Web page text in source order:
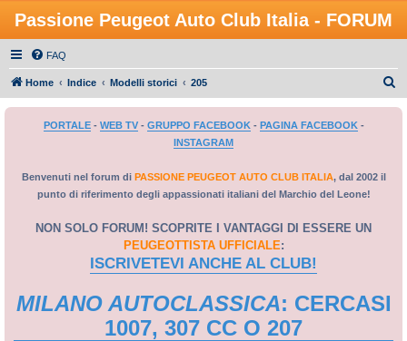
Passione Peugeot Auto Club Italia - FORUM
FAQ
Home Indice Modelli storici 205
PORTALE- WEB TV- GRUPPO FACEBOOK- PAGINA FACEBOOK-
INSTAGRAM
Benvenuti nel forum di PASSIONE PEUGEOT AUTO CLUB ITALIA, dal 2002 il
punto di riferimento degli appassionati italiani del Marchio del Leone!
NON SOLO FORUM! SCOPRITE I VANTAGGI DI ESSERE UN
PEUGEOTTISTA UFFICIALE:
ISCRIVETEVI ANCHE AL CLUB!
MILANO AUTOCLASSICA: CERCASI
1007, 307 CC O 207